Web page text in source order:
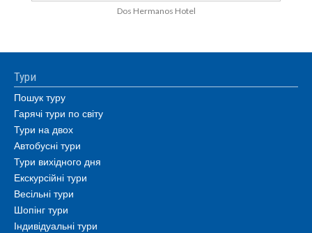
Dos Hermanos Hotel
Тури
Пошук туру
Гарячі тури по світу
Тури на двох
Автобусні тури
Тури вихідного дня
Екскурсійні тури
Весільні тури
Шопінг тури
Індивідуальні тури